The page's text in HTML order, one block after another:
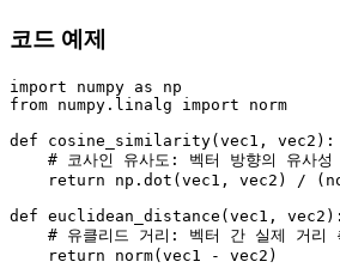
코드 예제
import numpy as
from numpy.linalg import norm
def
cosine_similarity( vec1, vec2 ):
# 코사인 유사도: 벡터 방향의 유사
return np.dot(vec1, vec2) /
def euclidean_distance ( vec1, vec2 ):
# 유클리드 거리: 벡터 간 실제 거리
return norm(vec1 - vec2)